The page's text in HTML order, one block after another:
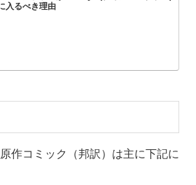
入るべき理由
作コミック（邦訳）は主に下記に